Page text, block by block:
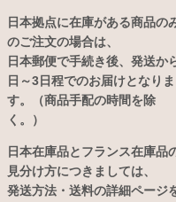
日本拠点に在庫がある商品の
のご注文の場合は、
日本郵便で手続き後、発送か
日～3日程でのお届けとなりま
す。（商品手配の時間を除
く。）
日本在庫品とフランス在庫品
見分け方につきましては、
発送方法・送料の詳細ページ